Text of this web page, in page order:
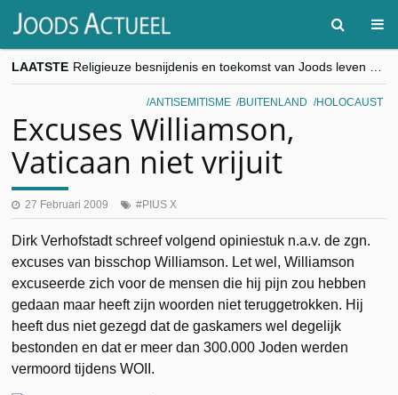
LAATSTE
“Besnijdenisdebat toont hoe moeilijk seculiere Westen minderheden begrijpt”, Jinnih Beels (Vooruit)
CITYTRIP | ROEMENIË – Boekarest: de verrassing van Oost-Europa
ANTISEMITISME BUITENLAND HOLOCAUST
Excuses Williamson,
Vaticaan niet vrijuit
27 Februari 2009 PIUS X
Dirk Verhofstadt schreef volgend opiniestuk n.a.v. de zgn.
excuses van bisschop Williamson. Let wel, Williamson
excuseerde zich voor de mensen die hij pijn zou hebben
gedaan maar heeft zijn woorden niet teruggetrokken. Hij
heeft dus niet gezegd dat de gaskamers wel degelijk
bestonden en dat er meer dan 300.000 Joden werden
vermoord tijdens WOII.